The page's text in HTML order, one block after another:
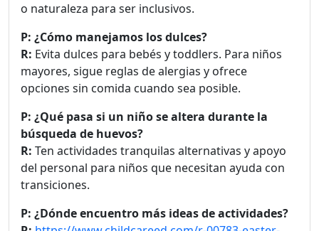
o naturaleza para ser inclusivos.
P: ¿Cómo manejamos los dulces?
R: Evita dulces para bebés y toddlers. Para niños
mayores, sigue reglas de alergias y ofrece
opciones sin comida cuando sea posible.
P: ¿Qué pasa si un niño se altera durante la
búsqueda de huevos?
R: Ten actividades tranquilas alternativas y apoyo
del personal para niños que necesitan ayuda con
transiciones.
P: ¿Dónde encuentro más ideas de actividades?